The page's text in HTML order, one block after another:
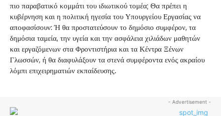
πιο παραβατικό κομμάτι του ιδιωτικού τομέα; Θα πρέπει η
κυβέρνηση και η πολιτική ηγεσία του Υπουργείου Εργασίας να
αποφασίσουν: Ή θα προστατεύσουν το δημόσιο συμφέρον, τα
δημόσια ταμεία, την υγεία και την ασφάλεια χιλιάδων μαθητών
και εργαζόμενων στα Φροντιστήρια και τα Κέντρα Ξένων
Γλωσσών, ή θα διαφυλάξουν τα στενά συμφέροντα ενός ακραίου
λόμπι επιχειρηματιών εκπαίδευσης.
- Advertisement -